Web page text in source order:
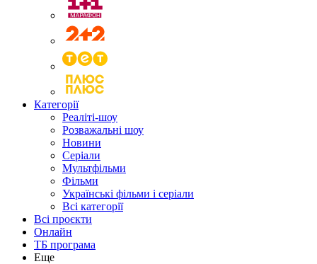
Категорії
Реаліті-шоу
Розважальні шоу
Новини
Серіали
Мультфільми
Фільми
Українські фільми і серіали
Всі категорії
Всі проєкти
Онлайн
ТБ програма
Еще